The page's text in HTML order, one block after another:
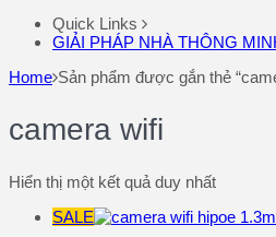
Quick Links
GIẢI PHÁP NHÀ THÔNG
Home Sản phẩm được gắn thẻ
camera wifi
Hiển thị một kết quả duy nhất
SALE